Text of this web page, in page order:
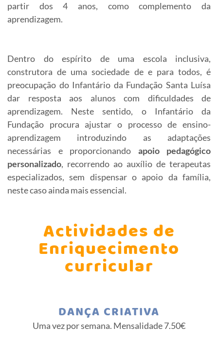
partir dos 4 anos, como complemento da
aprendizagem.
Dentro do espírito de uma escola inclusiva,
construtora de uma sociedade de e para todos, é
preocupação do Infantário da Fundação Santa Luísa
dar resposta aos alunos com dificuldades de
aprendizagem. Neste sentido, o Infantário da
Fundação procura ajustar o processo de ensino-
aprendizagem introduzindo as adaptações
necessárias e proporcionando apoio pedagógico
personalizado, recorrendo ao auxílio de terapeutas
especializados, sem dispensar o apoio da família,
neste caso ainda mais essencial.
Actividades de
Enriquecimento
curricular
DANÇA CRIATIVA
Uma vez por semana. Mensalidade 7.50€